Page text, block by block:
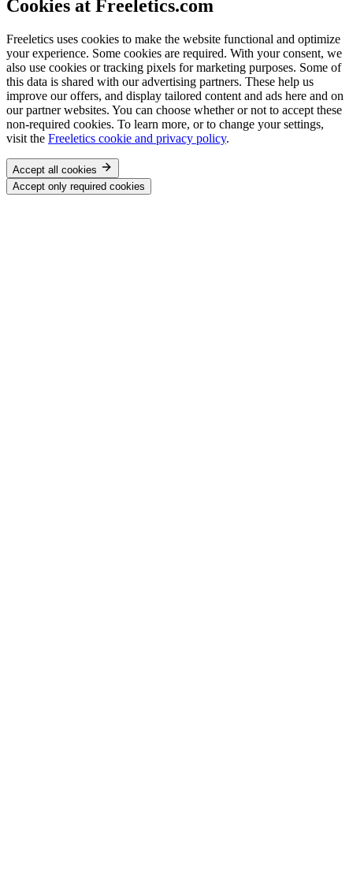
Cookies at Freeletics.com
Freeletics uses cookies to make the website functional and optimize
your experience. Some cookies are required. With your consent, we
also use cookies or tracking pixels for marketing purposes. Some of
this data is shared with our advertising partners. These help us
improve our offers, and display tailored content and ads here and on
our partner websites. You can choose whether or not to accept these
non-required cookies. To learn more, or to change your settings,
visit the Freeletics cookie and privacy policy.
Accept all cookies
Accept only required cookies